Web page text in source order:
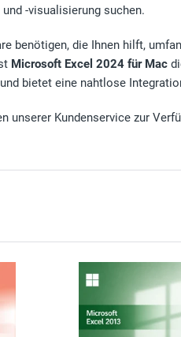
-visualisierung suchen.
benötigen, die Ihnen hilft,
Microsoft Excel 2024 für Mac
bietet eine nahtlose
unserer Kundenservice zur